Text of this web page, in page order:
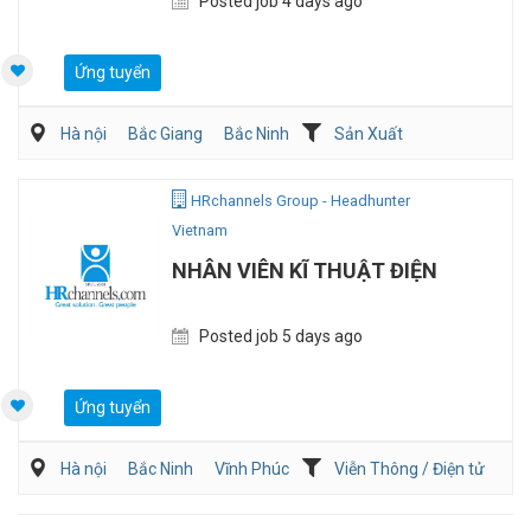
Ứng tuyển
Hà nội Bắc Giang Bắc Ninh
Sản Xuất
HRchannels Group - Headhunter
Vietnam
NHÂN VIÊN KĨ THUẬT ĐIỆN
Posted job 5 days ago
Ứng tuyển
Hà nội Bắc Ninh Vĩnh Phúc
Viễn Thông / Điện tử